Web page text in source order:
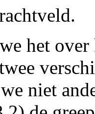
het
niet